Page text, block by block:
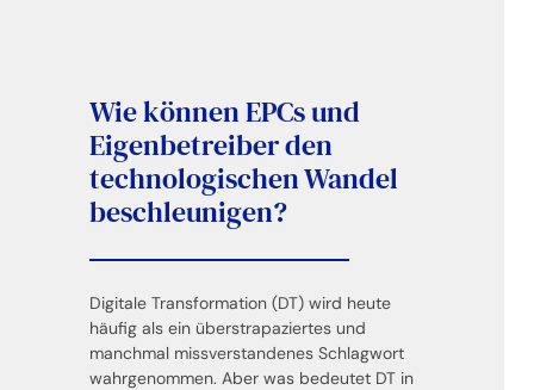
Wie können EPCs und
Eigenbetreiber den
technologischen Wandel
beschleunigen?
Digitale Transformation (DT) wird heute
häufig als ein überstrapaziertes und
manchmal missverstandenes Schlagwort
wahrgenommen. Aber was bedeutet DT in